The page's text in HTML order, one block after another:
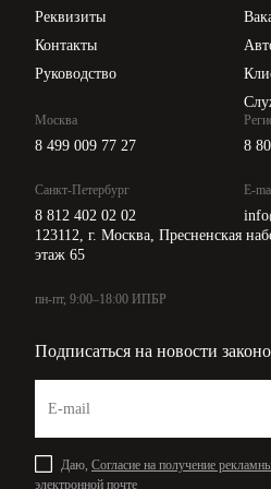
Реквизиты
Контакты
Руководство
Москва
8 499 009 77 27
Санкт-Петербург
8 812 402 02 02
8
E-
123112, г. Москва, Пресненская
этаж 65
пн-пт, 9:00–18:00 ИПБР
Подписаться на новости
Даю, Согласие на получение
электронной почте